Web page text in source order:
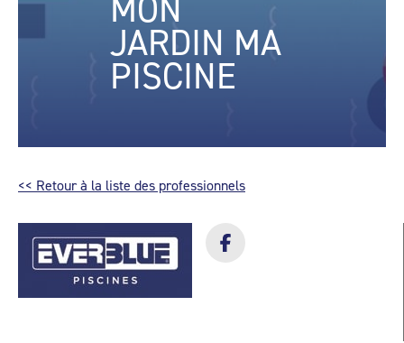
JARDIN MA
PISCINE
<< Retour à la liste des professionnels